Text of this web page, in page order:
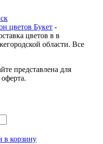
цветов Букет -
цветов в в
области. Все
представлена для
в корзину